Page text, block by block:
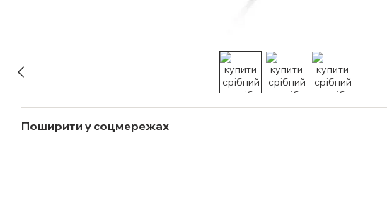
Поширити у соцмережах